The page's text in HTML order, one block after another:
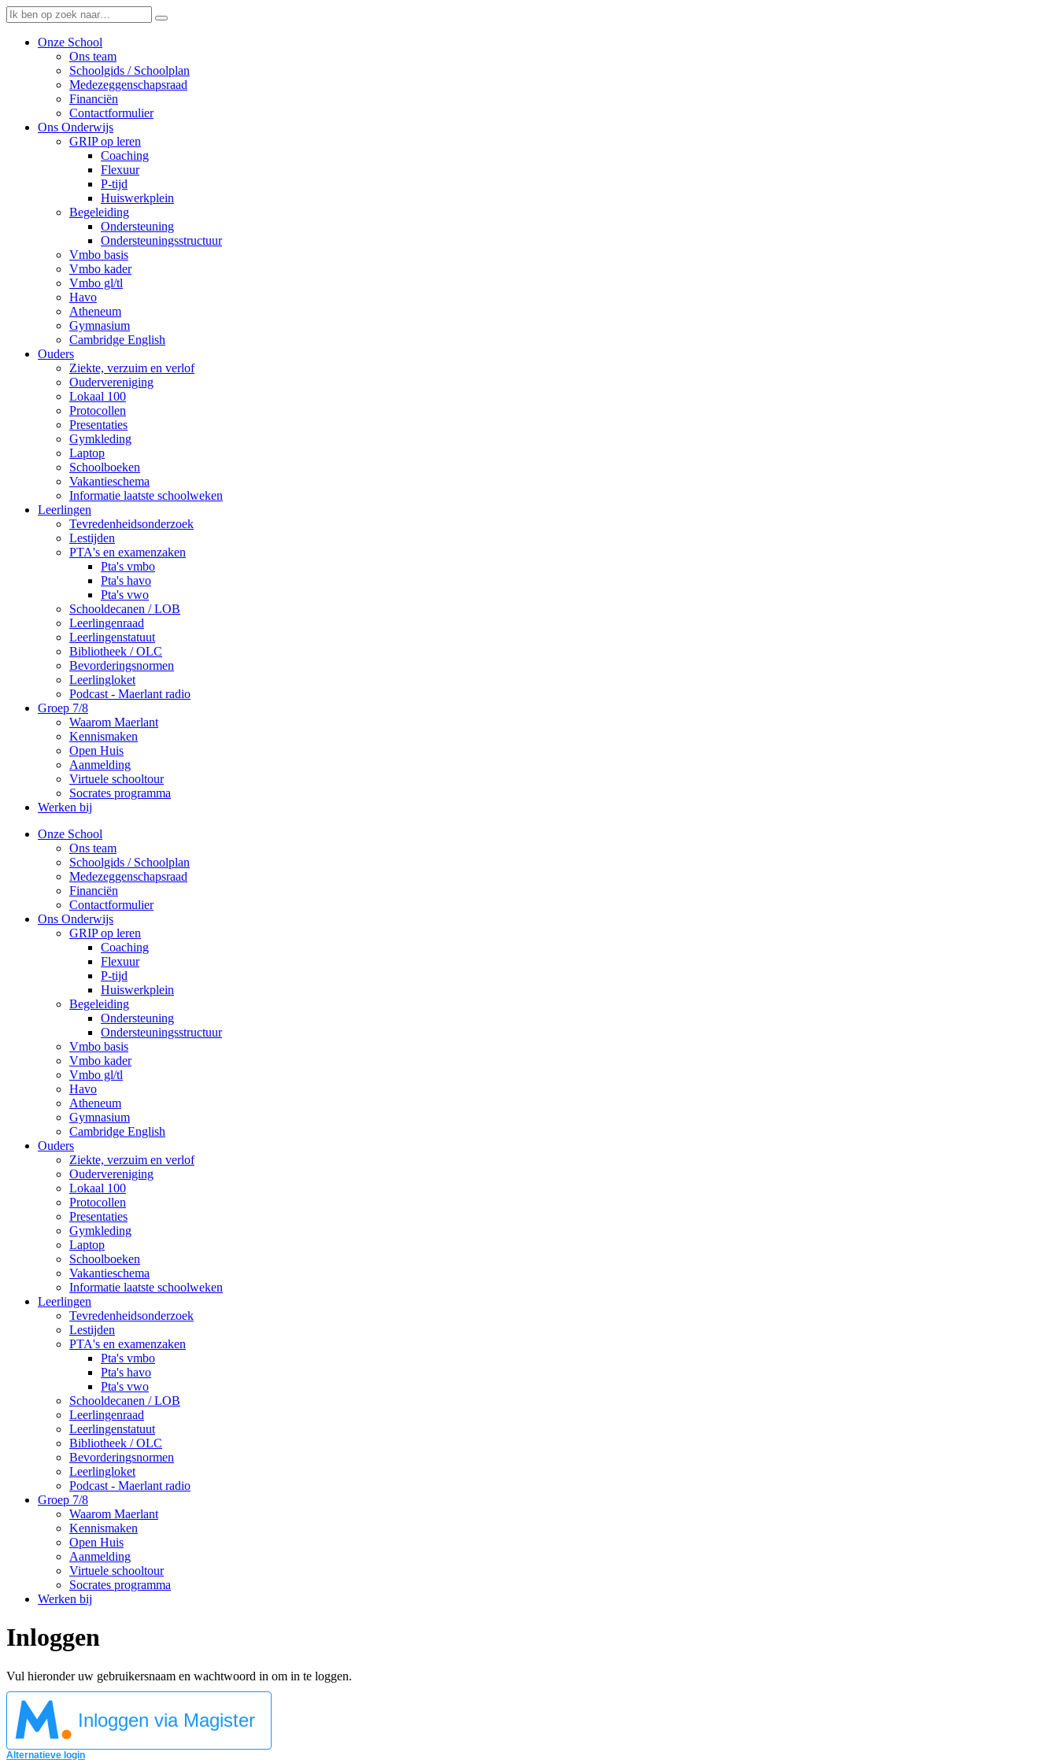
Onze School
Ons team
Schoolgids / Schoolplan
Medezeggenschapsraad
Financiën
Contactformulier
Ons Onderwijs
GRIP op leren
Coaching
Flexuur
P-tijd
Huiswerkplein
Begeleiding
Ondersteuning
Ondersteuningsstructuur
Vmbo basis
Vmbo kader
Vmbo gl/tl
Havo
Atheneum
Gymnasium
Cambridge English
Ouders
Ziekte, verzuim en verlof
Oudervereniging
Lokaal 100
Protocollen
Presentaties
Gymkleding
Laptop
Schoolboeken
Vakantieschema
Informatie laatste schoolweken
Leerlingen
Tevredenheidsonderzoek
Lestijden
PTA's en examenzaken
Pta's vmbo
Pta's havo
Pta's vwo
Schooldecanen / LOB
Leerlingenraad
Leerlingenstatuut
Bibliotheek / OLC
Bevorderingsnormen
Leerlingloket
Podcast - Maerlant radio
Groep 7/8
Waarom Maerlant
Kennismaken
Open Huis
Aanmelding
Virtuele schooltour
Socrates programma
Werken bij
Onze School
Ons team
Schoolgids / Schoolplan
Medezeggenschapsraad
Financiën
Contactformulier
Ons Onderwijs
GRIP op leren
Coaching
Flexuur
P-tijd
Huiswerkplein
Begeleiding
Ondersteuning
Ondersteuningsstructuur
Vmbo basis
Vmbo kader
Vmbo gl/tl
Havo
Atheneum
Gymnasium
Cambridge English
Ouders
Ziekte, verzuim en verlof
Oudervereniging
Lokaal 100
Protocollen
Presentaties
Gymkleding
Laptop
Schoolboeken
Vakantieschema
Informatie laatste schoolweken
Leerlingen
Tevredenheidsonderzoek
Lestijden
PTA's en examenzaken
Pta's vmbo
Pta's havo
Pta's vwo
Schooldecanen / LOB
Leerlingenraad
Leerlingenstatuut
Bibliotheek / OLC
Bevorderingsnormen
Leerlingloket
Podcast - Maerlant radio
Groep 7/8
Waarom Maerlant
Kennismaken
Open Huis
Aanmelding
Virtuele schooltour
Socrates programma
Werken bij
Inloggen
Vul hieronder uw gebruikersnaam en wachtwoord in om in te loggen.
Inloggen via Magister
Alternatieve login